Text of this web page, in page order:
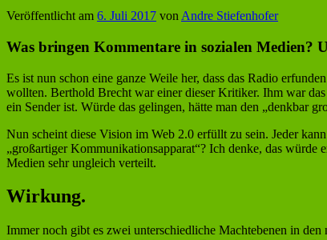
Veröffentlicht am 6. Juli 2017 von Andre Stiefenhofer
Was bringen Kommentare in sozialen Medien?
Es ist nun schon eine ganze Weile her, dass das Radio
wollten. Berthold Brecht war einer dieser Kritiker. Ihm war
ein Sender ist. Würde das gelingen, hätte man den „denkbar
Nun scheint diese Vision im Web 2.0 erfüllt zu sein. Jeder
„großartiger Kommunikationsapparat“? Ich denke, das würde
Medien sehr ungleich verteilt.
Wirkung.
Immer noch gibt es zwei unterschiedliche Machtebenen in